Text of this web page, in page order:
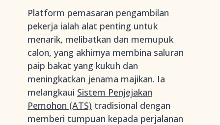
Platform pemasaran pengambilan
pekerja ialah alat penting untuk
menarik, melibatkan dan memupuk
calon, yang akhirnya membina saluran
paip bakat yang kukuh dan
meningkatkan jenama majikan. Ia
melangkaui Sistem Penjejakan
Pemohon (ATS) tradisional dengan
memberi tumpuan kepada perjalanan